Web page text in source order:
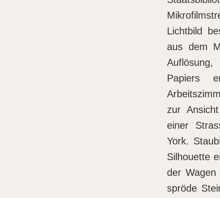
Lichtbild
aus dem
Papiers
zur
einer
York.
Silhouette
der Wagen
spröde